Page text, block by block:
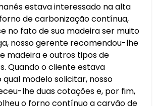
estava interessado na alta
de carbonização contínua,
no fato de sua madeira ser muito
nosso gerente recomendou-lhe
madeira e outros tipos de
Quando o cliente estava
modelo solicitar, nosso
lhe duas cotações e, por fim,
o forno contínuo a carvão de